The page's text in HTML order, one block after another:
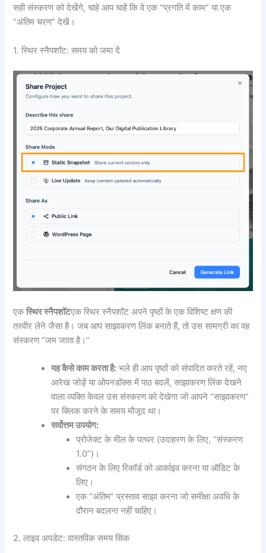
सही संस्करण को देखेंगे, चाहे आप चाहें कि वे एक “प्रगति में काम” या एक
“अंतिम चरण” देखें।
1. स्थिर स्नैपशॉट: समय को जमा दें
एकस्थिर स्नैपशॉटएक स्थिर स्नैपशॉट अपने पृष्ठों के एक विशिष्ट क्षण की
तस्वीर लेने जैसा है। जब आप साझाकरण लिंक बनाते हैं, तो उस सामग्री का वह
संस्करण “जम जाता है।”
यह कैसे काम करता है: भले ही आप पृष्ठों को संपादित करते रहें, नए
आरेख जोड़ें या ओपनडॉक्स में पाठ बदलें, साझाकरण लिंक देखने
वाला व्यक्ति केवल उस संस्करण को देखेगा जो आपने “साझाकरण”
पर क्लिक करने के समय मौजूद था।
सर्वोत्तम उपयोग:
प्रोजेक्ट के मील के पत्थर (उदाहरण के लिए, “संस्करण
1.0”)।
संगठन के लिए रिकॉर्ड को आर्काइव करना या ऑडिट के
लिए।
एक “अंतिम” प्रस्ताव साझा करना जो समीक्षा अवधि के
दौरान बदलना नहीं चाहिए।
2. लाइव अपडेट: वास्तविक समय सिंक